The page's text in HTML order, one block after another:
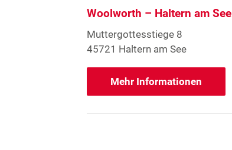
Woolworth – Haltern am See
Muttergottesstiege 8
45721 Haltern am See
Mehr Informationen